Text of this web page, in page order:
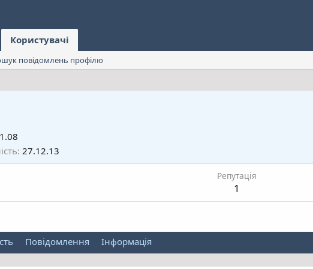
Користувачі
повідомлень профілю
27.12.13
Репутація
1
Повідомлення Інформація